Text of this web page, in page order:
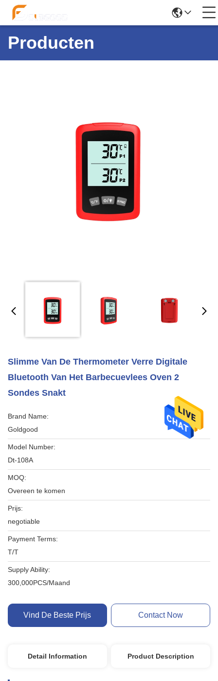
Producten
Slimme Van De Thermometer Verre Digitale
Bluetooth Van Het Barbecuevlees Oven 2
Sondes Snakt
Brand Name:
Goldgood
Model Number:
Dt-108A
MOQ:
Overeen te komen
Prijs:
negotiable
Payment Terms:
T/T
Supply Ability:
300,000PCS/Maand
Vind De Beste Prijs Contact Now
Detail Information Product Description